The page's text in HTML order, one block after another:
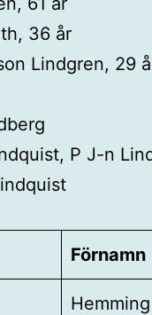
36 år
Lindgren, 29
P J-n
Förnamn
Hemming